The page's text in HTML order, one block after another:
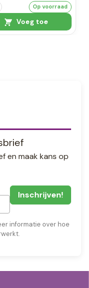
Op voorraad
Voeg toe
en maak kans op
informatie over hoe